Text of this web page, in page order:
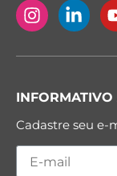
INFORMATIVO
Cadastre seu e-